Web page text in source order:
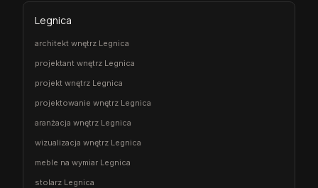
Legnica
architekt wnętrz Legnica
projektant wnętrz Legnica
projekt wnętrz Legnica
projektowanie wnętrz Legnica
aranżacja wnętrz Legnica
wizualizacja wnętrz Legnica
meble na wymiar Legnica
stolarz Legnica